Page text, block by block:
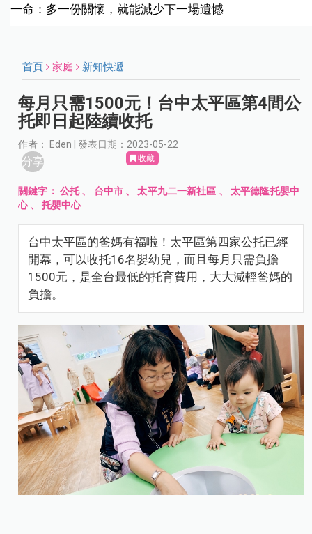
一命：多一份關懷，就能減少下一場遺憾
首頁 家庭 新知快遞
每月只需1500元！台中太平區第4間公
托即日起陸續收托
作者： Eden | 發表日期：2023-05-22
分享 收藏
關鍵字： 公托、 台中市 、太平九二一新社區 、 太平德隆托嬰中
心、托嬰中心
台中太平區的爸媽有福啦！太平區第四家公托已經
開幕，可以收托16名嬰幼兒，而且每月只需負擔
1500元，是全台最低的托育費用，大大減輕爸媽的
負擔。